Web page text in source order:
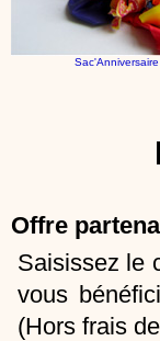
Offre
Saisissez le
vous
(Hors frais